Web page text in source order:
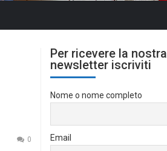
0
Per ricevere la nostra
newsletter iscriviti
Nome o nome completo
Email